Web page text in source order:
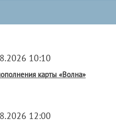
10:10
карты «Волна»
12:00